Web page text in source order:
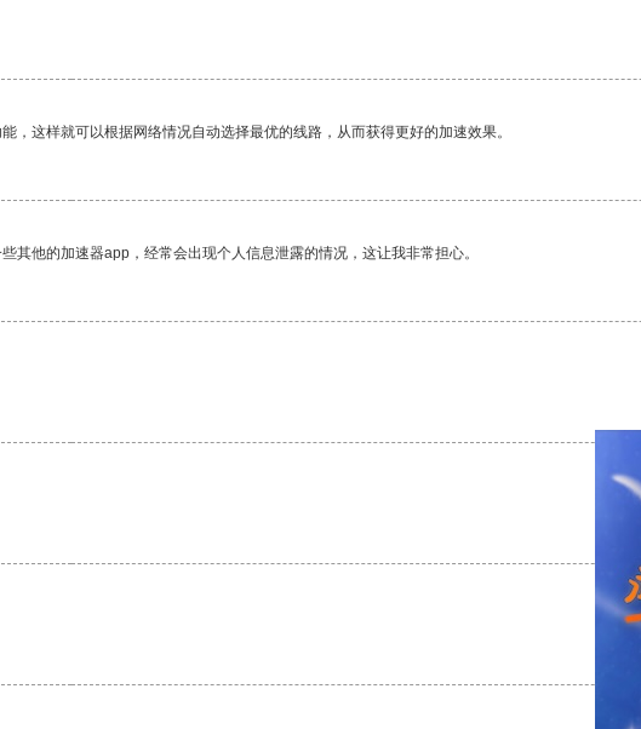
这样就可以根据网络情况自动选择最优的线路，从而获得更好的加速效果。
他的加速器app，经常会出现个人信息泄露的情况，这让我非常担心。